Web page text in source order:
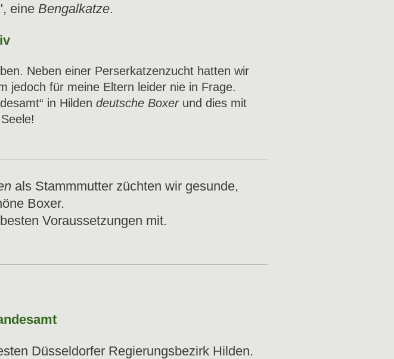
eine Bengalkatze.
Neben einer Perserkatzenzucht hatten wir
jedoch für meine Eltern leider nie in Frage.
in Hilden deutsche Boxerund dies mit
als Stammmutter züchten wir gesunde,
Boxer.
Voraussetzungen mit.
Düsseldorfer Regierungsbezirk Hilden.